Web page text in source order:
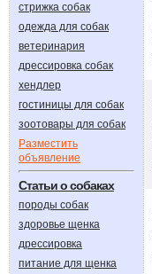
стрижка собак
одежда для собак
ветеринария
дрессировка собак
хендлер
гостиницы для собак
зоотовары для собак
Разместить
объявление
Статьи о собаках
породы собак
здоровье щенка
дрессировка
питание для щенка